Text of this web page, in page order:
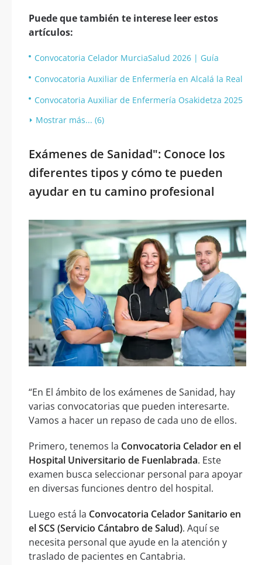
Puede que también te interese leer estos
artículos:
Convocatoria Celador MurciaSalud 2026 | Guía
Convocatoria Auxiliar de Enfermería en Alcalá la Real
Convocatoria Auxiliar de Enfermería Osakidetza 2025
Mostrar más... (6)
Exámenes de Sanidad": Conoce los
diferentes tipos y cómo te pueden
ayudar en tu camino profesional
“En El ámbito de los exámenes de Sanidad, hay
varias convocatorias que pueden interesarte.
Vamos a hacer un repaso de cada uno de ellos.
Primero, tenemos la Convocatoria Celador en el
Hospital Universitario de Fuenlabrada. Este
examen busca seleccionar personal para apoyar
en diversas funciones dentro del hospital.
Luego está la Convocatoria Celador Sanitario en
el SCS (Servicio Cántabro de Salud). Aquí se
necesita personal que ayude en la atención y
traslado de pacientes en Cantabria.